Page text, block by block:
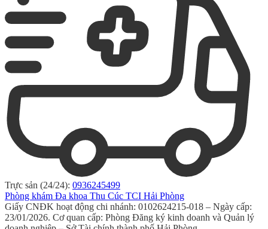
Trực sản (24/24): 0936245499
Phòng khám Đa khoa Thu Cúc TCI Hải Phòng
Giấy CNĐK hoạt động chi nhánh: 0102624215-018 – Ngày cấp:
23/01/2026. Cơ quan cấp: Phòng Đăng ký kinh doanh và Quản lý